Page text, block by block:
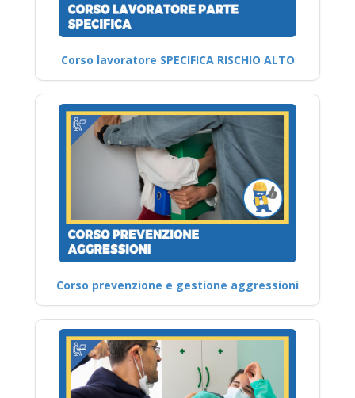
Corso lavoratore SPECIFICA RISCHIO ALTO
Corso prevenzione e gestione aggressioni